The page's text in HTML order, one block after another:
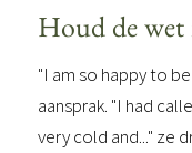
Houd de wet
"I am so happy to
aansprak. "I had
very cold and..." ze